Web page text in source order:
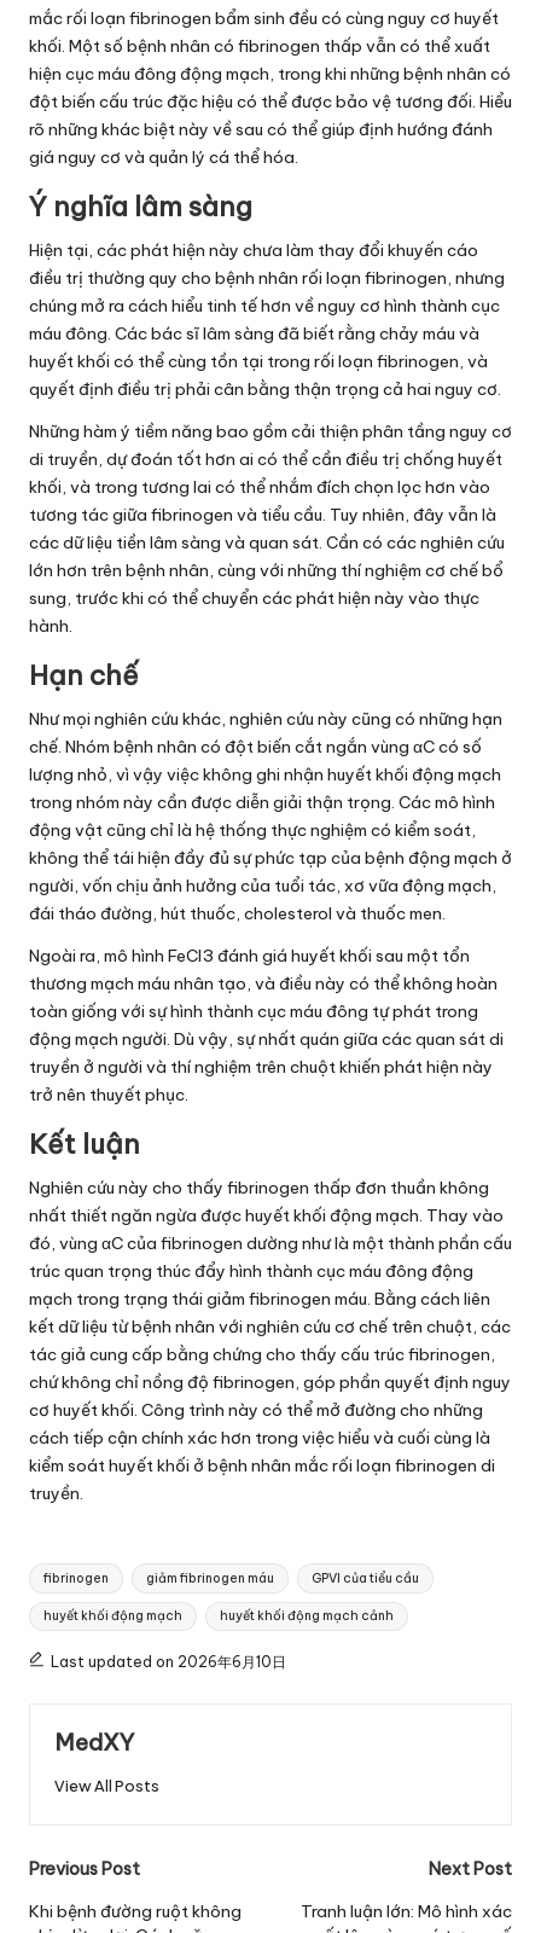
mắc rối loạn fibrinogen bẩm sinh đều có cùng nguy cơ huyết
khối. Một số bệnh nhân có fibrinogen thấp vẫn có thể xuất
hiện cục máu đông động mạch, trong khi những bệnh nhân có
đột biến cấu trúc đặc hiệu có thể được bảo vệ tương đối. Hiểu
rõ những khác biệt này về sau có thể giúp định hướng đánh
giá nguy cơ và quản lý cá thể hóa.
Ý nghĩa lâm sàng
Hiện tại, các phát hiện này chưa làm thay đổi khuyến cáo
điều trị thường quy cho bệnh nhân rối loạn fibrinogen, nhưng
chúng mở ra cách hiểu tinh tế hơn về nguy cơ hình thành cục
máu đông. Các bác sĩ lâm sàng đã biết rằng chảy máu và
huyết khối có thể cùng tồn tại trong rối loạn fibrinogen, và
quyết định điều trị phải cân bằng thận trọng cả hai nguy cơ.
Những hàm ý tiềm năng bao gồm cải thiện phân tầng nguy cơ
di truyền, dự đoán tốt hơn ai có thể cần điều trị chống huyết
khối, và trong tương lai có thể nhắm đích chọn lọc hơn vào
tương tác giữa fibrinogen và tiểu cầu. Tuy nhiên, đây vẫn là
các dữ liệu tiền lâm sàng và quan sát. Cần có các nghiên cứu
lớn hơn trên bệnh nhân, cùng với những thí nghiệm cơ chế bổ
sung, trước khi có thể chuyển các phát hiện này vào thực
hành.
Hạn chế
Như mọi nghiên cứu khác, nghiên cứu này cũng có những hạn
chế. Nhóm bệnh nhân có đột biến cắt ngắn vùng αC có số
lượng nhỏ, vì vậy việc không ghi nhận huyết khối động mạch
trong nhóm này cần được diễn giải thận trọng. Các mô hình
động vật cũng chỉ là hệ thống thực nghiệm có kiểm soát,
không thể tái hiện đầy đủ sự phức tạp của bệnh động mạch ở
người, vốn chịu ảnh hưởng của tuổi tác, xơ vữa động mạch,
đái tháo đường, hút thuốc, cholesterol và thuốc men.
Ngoài ra, mô hình FeCl3 đánh giá huyết khối sau một tổn
thương mạch máu nhân tạo, và điều này có thể không hoàn
toàn giống với sự hình thành cục máu đông tự phát trong
động mạch người. Dù vậy, sự nhất quán giữa các quan sát di
truyền ở người và thí nghiệm trên chuột khiến phát hiện này
trở nên thuyết phục.
Kết luận
Nghiên cứu này cho thấy fibrinogen thấp đơn thuần không
nhất thiết ngăn ngừa được huyết khối động mạch. Thay vào
đó, vùng αC của fibrinogen dường như là một thành phần cấu
trúc quan trọng thúc đẩy hình thành cục máu đông động
mạch trong trạng thái giảm fibrinogen máu. Bằng cách liên
kết dữ liệu từ bệnh nhân với nghiên cứu cơ chế trên chuột, các
tác giả cung cấp bằng chứng cho thấy cấu trúc fibrinogen,
chứ không chỉ nồng độ fibrinogen, góp phần quyết định nguy
cơ huyết khối. Công trình này có thể mở đường cho những
cách tiếp cận chính xác hơn trong việc hiểu và cuối cùng là
kiểm soát huyết khối ở bệnh nhân mắc rối loạn fibrinogen di
truyền.
Tags:
fibrinogen giảm fibrinogen máu GPVI của tiểu cầu
huyết khối động mạch huyết khối động mạch cảnh
Last updated on 2026年6月10日
MedXY
View All Posts
Post
navigation
Previous Post
Khi bệnh đường ruột không
Next Post
Tranh luận lớn: Mô hình xác